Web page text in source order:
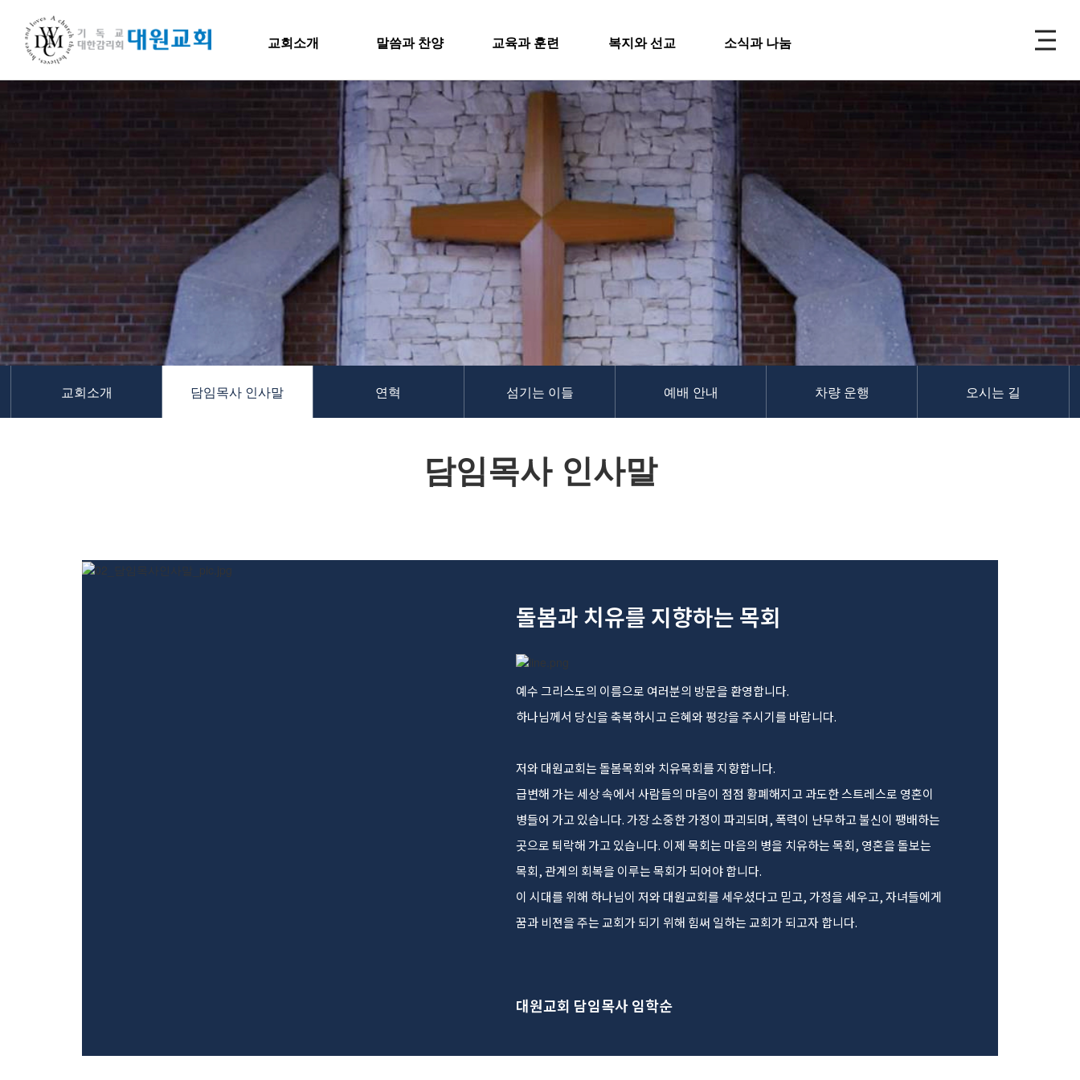
교회소개
교역자
사역자
장로
말씀과 찬양
주일설교
Hiel Worship
교육과 훈련
영아부
유치부
유년부
초등부
청소년부
대원 어와나 클럽
대원 크리스천 아카데미
복지와 선교
굿패밀리 복지재단
대원 전도대
스포츠선교회
국내선교
해외선교
법인후원금내역
소식과 나눔
교회주보
교회 앨범
행사 사진
새가족 사진
교우 가정 심방
공지사항
행정양식
SITEMAP
담임목사 인사말
연혁
1971~1996
2000~2009
2010~2019
2020~2023
섬기는 이들
교역자
사역자
태전동
말씀과 찬양
주일설교
Hiel Worship
교육과 훈련
교회학교
영아부
초등부
청소년부
대원 어와나 클럽
청년부
대원 크리스천 아카데미
복지와 선교
굿패밀리 복지재단
대원 전도대
스포츠선교회
국내선교
해외선교
법인후원금내역
행사 사진
입성식 사진
새가족 사진
교우 가정 심방
공지사항
행정양식
교회소개 담임목사 인사말 연혁 섬기는 이들 예배 안내 차량 운행 오시는 길
담임목사 인사말
돌봄과 치유를 지향하는 목회
예수 그리스도의 이름으로 여러분의 방문을 환영합니다.
하나님께서 당신을 축복하시고 은혜와 평강을 주시기를 바랍니다.
저와 대원교회는 돌봄목회와 치유목회를 지향합니다.
급변해 가는 세상 속에서 사람들의 마음이 점점 황폐해지고 과도한 스트레스로 영혼이
병들어 가고 있습니다. 가장 소중한 가정이 파괴되며, 폭력이 난무하고 불신이 팽배하는
곳으로 퇴락해 가고 있습니다. 이제 목회는 마음의 병을 치유하는 목회, 영혼을 돌보는
목회, 관계의 회복을 이루는 목회가 되어야 합니다.
이 시대를 위해 하나님이 저와 대원교회를 세우셨다고 믿고, 가정을 세우고, 자녀들에게
꿈과 비젼을 주는 교회가 되기 위해 힘써 일하는 교회가 되고자 합니다.
대원교회 담임목사 임학순